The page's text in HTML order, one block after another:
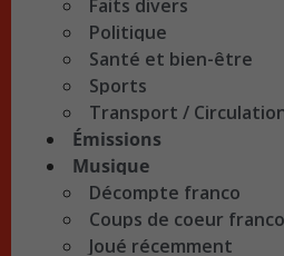
Faits divers
Politique
Santé et bien-être
Sports
Transport /
Émissions
Musique
Décompte franco
Coups de coeur
Joué récemment